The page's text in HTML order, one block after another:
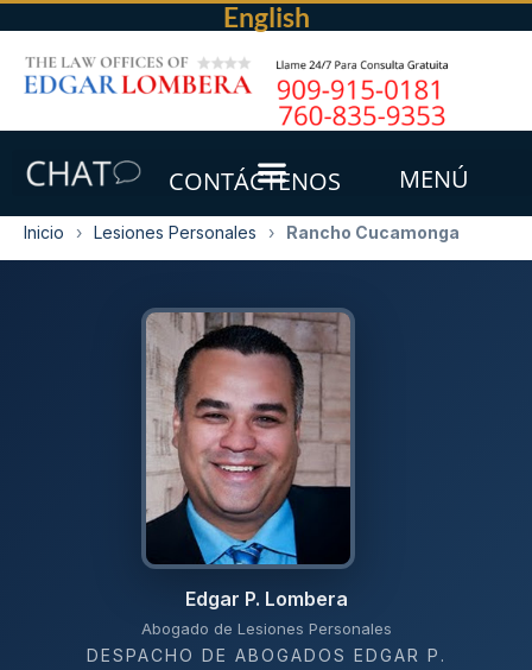
English
CONTÁCTENOS MENÚ
Inicio › Lesiones Personales › Rancho Cucamonga
DESPACHO DE ABOGADOS EDGAR P.
Edgar P. Lombera
Abogado de Lesiones Personales